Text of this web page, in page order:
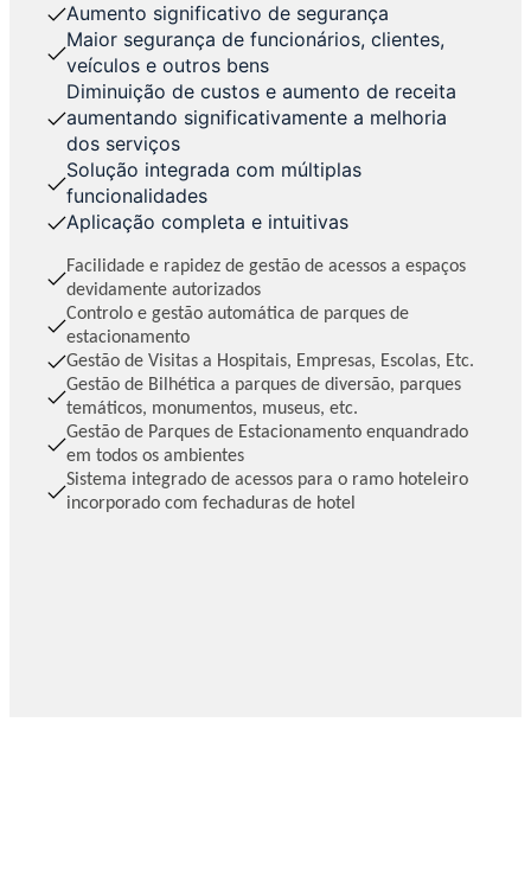
Aumento significativo de segurança
Maior segurança de funcionários, clientes,
veículos e outros bens
Diminuição de custos e aumento de receita
aumentando significativamente a melhoria
dos serviços
Solução integrada com múltiplas
funcionalidades
Aplicação completa e intuitivas
Facilidade e rapidez de gestão de acessos a espaços
devidamente autorizados
Controlo e gestão automática de parques de
estacionamento
Gestão de Visitas a Hospitais, Empresas, Escolas, Etc.
Gestão de Bilhética a parques de diversão, parques
temáticos, monumentos, museus, etc.
Gestão de Parques de Estacionamento enquandrado
em todos os ambientes
Sistema integrado de acessos para o ramo hoteleiro
incorporado com fechaduras de hotel